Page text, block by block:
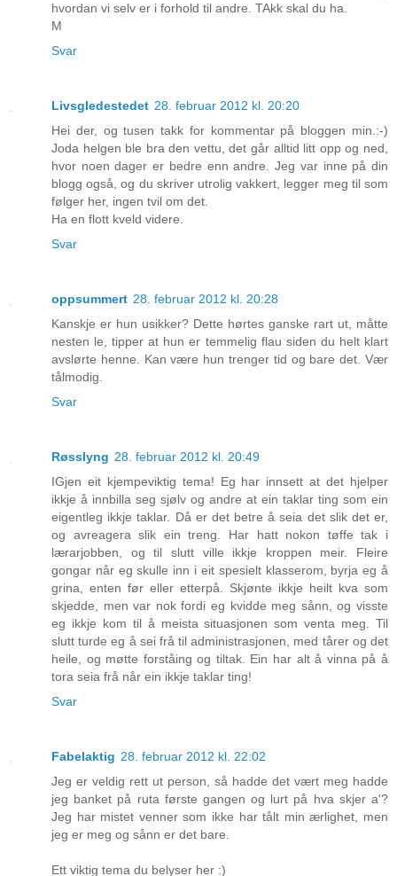
hvordan vi selv er i forhold til andre. TAkk skal du ha.
M
Svar
Livsgledestedet 28. februar 2012 kl. 20:20
Hei der, og tusen takk for kommentar på bloggen min.:-)
Joda helgen ble bra den vettu, det går alltid litt opp og ned,
hvor noen dager er bedre enn andre. Jeg var inne på din
blogg også, og du skriver utrolig vakkert, legger meg til som
følger her, ingen tvil om det.
Ha en flott kveld videre.
Svar
oppsummert 28. februar 2012 kl. 20:28
Kanskje er hun usikker? Dette hørtes ganske rart ut, måtte
nesten le, tipper at hun er temmelig flau siden du helt klart
avslørte henne. Kan være hun trenger tid og bare det. Vær
tålmodig.
Svar
Røsslyng 28. februar 2012 kl. 20:49
IGjen eit kjempeviktig tema! Eg har innsett at det hjelper
ikkje å innbilla seg sjølv og andre at ein taklar ting som ein
eigentleg ikkje taklar. Då er det betre å seia det slik det er,
og avreagera slik ein treng. Har hatt nokon tøffe tak i
lærarjobben, og til slutt ville ikkje kroppen meir. Fleire
gongar når eg skulle inn i eit spesielt klasserom, byrja eg å
grina, enten før eller etterpå. Skjønte ikkje heilt kva som
skjedde, men var nok fordi eg kvidde meg sånn, og visste
eg ikkje kom til å meista situasjonen som venta meg. Til
slutt turde eg å sei frå til administrasjonen, med tårer og det
heile, og møtte forståing og tiltak. Ein har alt å vinna på å
tora seia frå når ein ikkje taklar ting!
Svar
Fabelaktig 28. februar 2012 kl. 22:02
Jeg er veldig rett ut person, så hadde det vært meg hadde
jeg banket på ruta første gangen og lurt på hva skjer a'?
Jeg har mistet venner som ikke har tålt min ærlighet, men
jeg er meg og sånn er det bare.
Ett viktig tema du belyser her :)